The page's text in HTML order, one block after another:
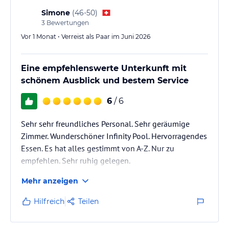
lies vor der Buchung die verbindlichen
jeweiligen Veranstalters.
Simone (46-50)
3 Bewertungen
Vor 1 Monat • Verreist als Paar im Juni 2026
Eine empfehlenswerte Unterkunft mit
schönem Ausblick und bestem Service
6 / 6
Sehr sehr freundliches Personal. Sehr geräumige
Zimmer. Wunderschöner Infinity Pool. Hervorragendes
Essen. Es hat alles gestimmt von A-Z. Nur zu
empfehlen. Sehr ruhig gelegen.
Mehr anzeigen
Hilfreich Teilen